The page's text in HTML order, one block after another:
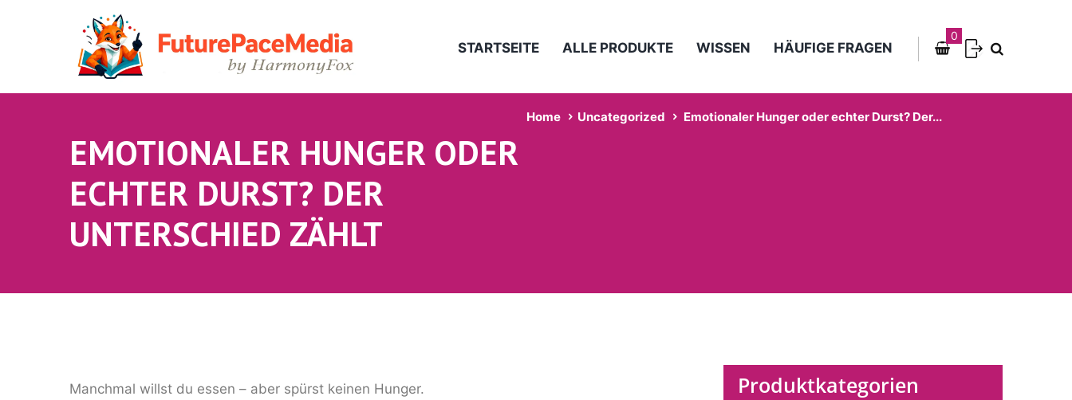
STARTSEITE ALLE PRODUKTE WISSEN HÄUFIGE FRAGEN
0
EMOTIONALER HUNGER ODER
ECHTER DURST? DER
UNTERSCHIED ZÄHLT
Home Uncategorized Emotionaler Hunger oder echter Durst? Der...
Manchmal willst du essen – aber spürst keinen Hunger. Produktkategorien